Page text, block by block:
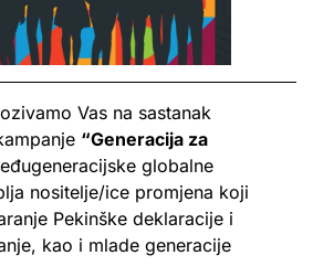
Vas na sastanak
“Generacija za
globalne
nositelje/ice promjena koji
Pekinške deklaracije i
kao i mlade generacije